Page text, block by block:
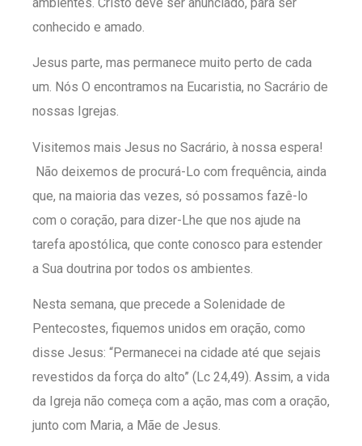
conhecido e amado.
Jesus parte, mas permanece muito perto de cada
um. Nós O encontramos na Eucaristia, no Sacrário de
nossas Igrejas.
Visitemos mais Jesus no Sacrário, à nossa espera!
Não deixemos de procurá-Lo com frequência, ainda
que, na maioria das vezes, só possamos fazê-lo
com o coração, para dizer-Lhe que nos ajude na
tarefa apostólica, que conte conosco para estender
a Sua doutrina por todos os ambientes.
Nesta semana, que precede a Solenidade de
Pentecostes, fiquemos unidos em oração, como
disse Jesus: “Permanecei na cidade até que sejais
revestidos da força do alto” (Lc 24,49). Assim, a vida
da Igreja não começa com a ação, mas com a oração,
junto com Maria, a Mãe de Jesus.